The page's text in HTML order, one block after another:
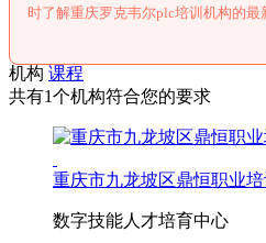
时了解重庆罗克韦尔plc培训机构的最
机构 课程
共有1个机构符合您的要求
重庆市九龙坡区鼎恒职业
数字技能人才培育中心